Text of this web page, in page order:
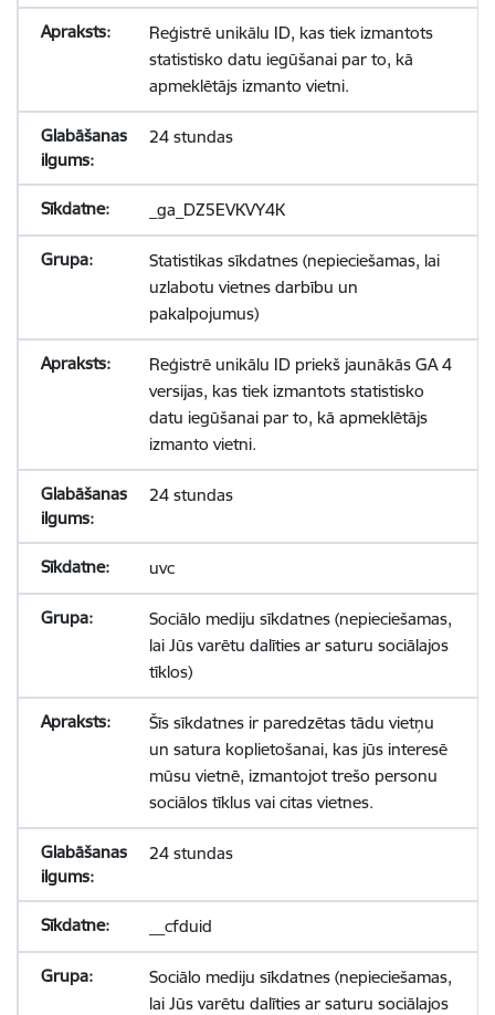
Reģistrē unikālu ID, kas tiek izmantots
statistisko datu iegūšanai par to, kā
apmeklētājs izmanto vietni.
24 stundas
_ga_DZ5EVKVY4K
Statistikas sīkdatnes (nepieciešamas, lai
uzlabotu vietnes darbību un
pakalpojumus)
Reģistrē unikālu ID priekš jaunākās GA 4
versijas, kas tiek izmantots statistisko
datu iegūšanai par to, kā apmeklētājs
izmanto vietni.
24 stundas
uvc
Sociālo mediju sīkdatnes (nepieciešamas,
lai Jūs varētu dalīties ar saturu sociālajos
tīklos)
Šīs sīkdatnes ir paredzētas tādu vietņu
un satura koplietošanai, kas jūs interesē
mūsu vietnē, izmantojot trešo personu
sociālos tīklus vai citas vietnes.
24 stundas
__cfduid
Sociālo mediju sīkdatnes (nepieciešamas,
lai Jūs varētu dalīties ar saturu sociālajos